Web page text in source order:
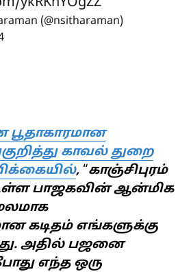
(@nsitharaman)
காவல் துறை
, “காஞ்சிபுரம்
பாஜகவின் ஆன்மிக
கடிதம் எங்களுக்கு
அதில் பஜனை
எந்த ஒரு